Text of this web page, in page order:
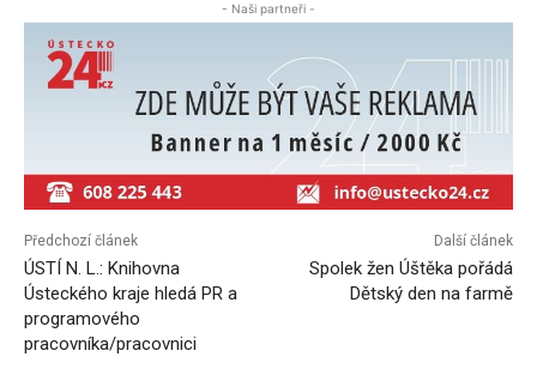
- Naši partneři -
Předchozí článek
ÚSTÍ N. L.: Knihovna
Ústeckého kraje hledá PR a
programového
pracovníka/pracovnici
Další článek
Spolek žen Úštěka pořádá
Dětský den na farmě